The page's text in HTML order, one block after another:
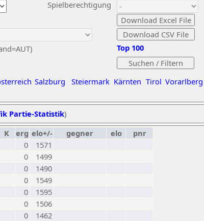
Spielberechtigung
Salzburg Steiermark Kärnten Tirol Vorarlberg
Top 100
Partie-Statistik)
K erg elo+/- gegner elo
pnr
0
1571
0
1499
0
1490
0
1549
0
1595
0
1506
0
1462